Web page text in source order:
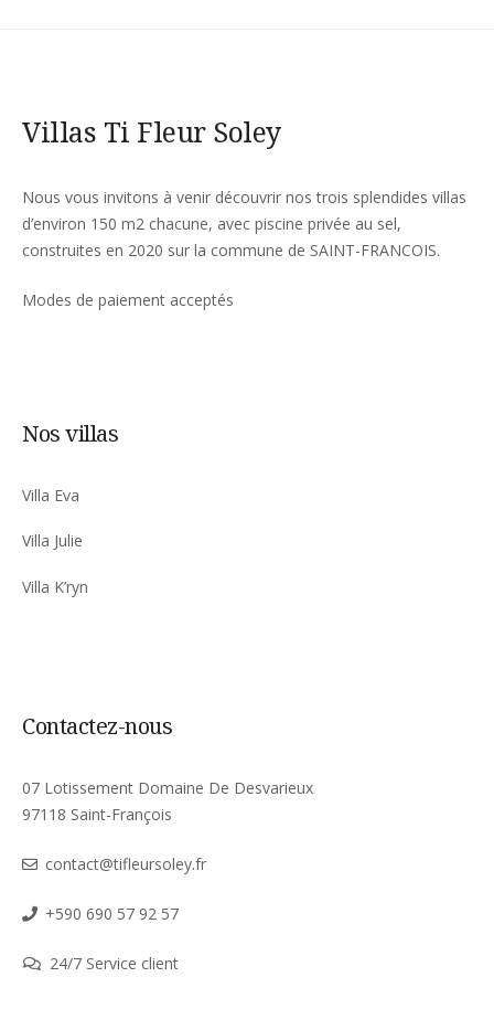
Villas Ti Fleur Soley
Nous vous invitons à venir découvrir nos trois splendides villas
d’environ 150 m2 chacune, avec piscine privée au sel,
construites en 2020 sur la commune de SAINT-FRANCOIS.
Modes de paiement acceptés
Nos villas
Villa Eva
Villa Julie
Villa K’ryn
Contactez-nous
07 Lotissement Domaine De Desvarieux
97118 Saint-François
contact@tifleursoley.fr
+590 690 57 92 57
24/7 Service client